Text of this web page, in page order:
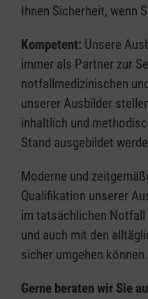
Ihnen Sicherheit, wenn
Kompetent: Unsere
immer als Partner zur
notfallmedizinischen
unserer Ausbilder
inhaltlich und
Stand ausgebildet
Moderne und
Qualifikation unserer
im tatsächlichen
und auch mit den
sicher umgehen können.
Gerne beraten wir Sie